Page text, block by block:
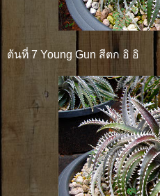
ต้นที่ 7 Young Gun สีตก อิ อิ